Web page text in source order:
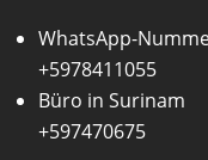
WhatsApp-
+5978411055
Büro in Surinam
+597470675